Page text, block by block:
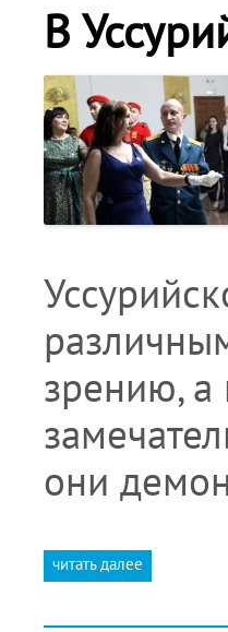
В
зрению, а
они
читать далее